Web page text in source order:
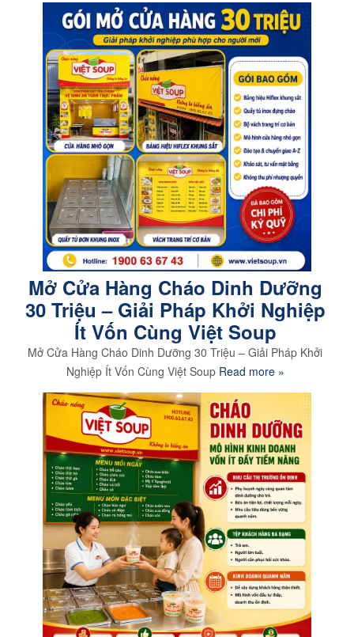
Mở Cửa Hàng Cháo Dinh Dưỡng
30 Triệu – Giải Pháp Khởi Nghiệp
Ít Vốn Cùng Việt Soup
Mở Cửa Hàng Cháo Dinh Dưỡng 30 Triệu – Giải Pháp Khởi
Nghiệp Ít Vốn Cùng Việt Soup Read more »